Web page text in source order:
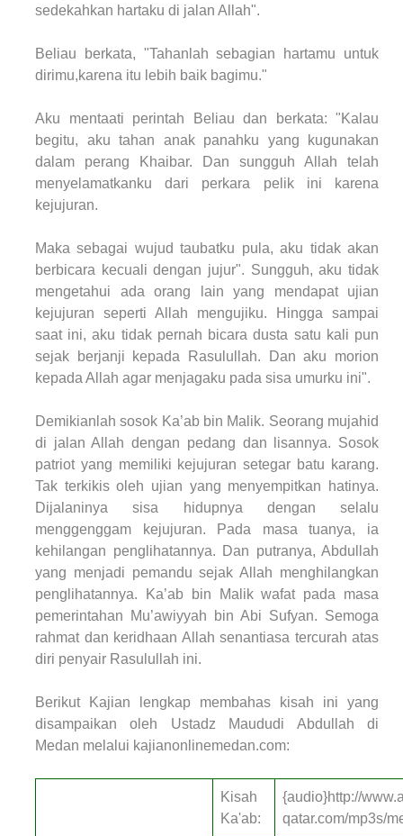
sedekahkan hartaku di jalan Allah".
Beliau berkata, "Tahanlah sebagian hartamu untuk
dirimu,karena itu lebih baik bagimu."
Aku mentaati perintah Beliau dan berkata: "Kalau
begitu, aku tahan anak panahku yang kugunakan
dalam perang Khaibar. Dan sungguh Allah telah
menyelamatkanku dari perkara pelik ini karena
kejujuran.
Maka sebagai wujud taubatku pula, aku tidak akan
berbicara kecuali dengan jujur". Sungguh, aku tidak
mengetahui ada orang lain yang mendapat ujian
kejujuran seperti Allah mengujiku. Hingga sampai
saat ini, aku tidak pernah bicara dusta satu kali pun
sejak berjanji kepada Rasulullah. Dan aku morion
kepada Allah agar menjagaku pada sisa umurku ini".
Demikianlah sosok Ka’ab bin Malik. Seorang mujahid
di jalan Allah dengan pedang dan lisannya. Sosok
patriot yang memiliki kejujuran setegar batu karang.
Tak terkikis oleh ujian yang menyempitkan hatinya.
Dijalaninya sisa hidupnya dengan selalu
menggenggam kejujuran. Pada masa tuanya, ia
kehilangan penglihatannya. Dan putranya, Abdullah
yang menjadi pemandu sejak Allah menghilangkan
penglihatannya. Ka’ab bin Malik wafat pada masa
pemerintahan Mu’awiyyah bin Abi Sufyan. Semoga
rahmat dan keridhaan Allah senantiasa tercurah atas
diri penyair Rasulullah ini.
Berikut Kajian lengkap membahas kisah ini yang
disampaikan oleh Ustadz Maududi Abdullah di
Medan melalui kajianonlinemedan.com:
Kisah
Ka'ab:
{audio}http://
qatar.com/mp3s/